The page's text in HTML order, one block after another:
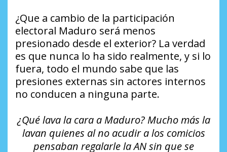
¿Que a cambio de la participación
electoral Maduro será menos
presionado desde el exterior? La verdad
es que nunca lo ha sido realmente, y si lo
fuera, todo el mundo sabe que las
presiones externas sin actores internos
no conducen a ninguna parte.
¿Qué lava la cara a Maduro? Mucho más la
lavan quienes al no acudir a los comicios
pensaban regalarle la AN sin que se